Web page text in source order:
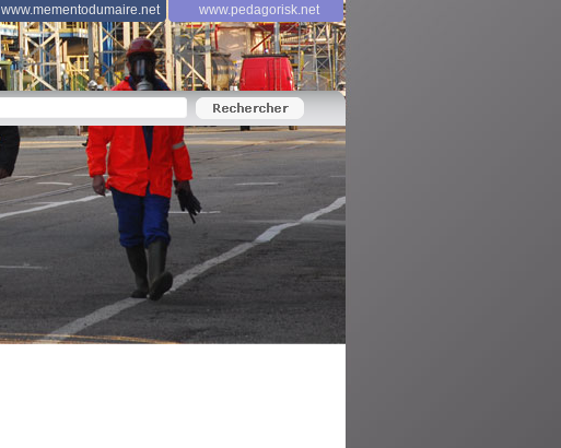
www.mementodumaire.net www.pedagorisk.net